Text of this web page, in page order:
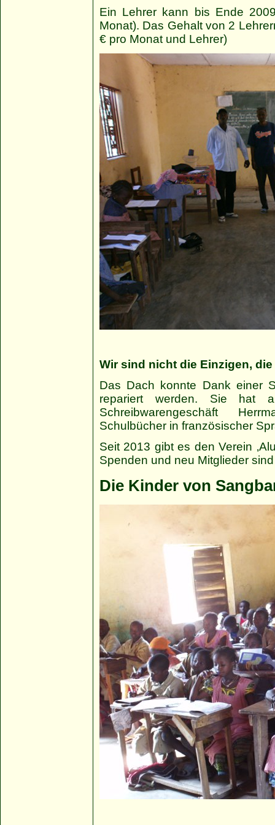
Ein Lehrer kann bis Ende
Monat). Das Gehalt von 2
€ pro Monat und Lehrer)
Wir sind nicht die Einzigen,
Das Dach konnte Dank einer
repariert werden. Sie hat
Schreibwarengeschäft
Schulbücher in französischer
Seit 2013 gibt es den Verein
Spenden und neu Mitglieder
Die Kinder von